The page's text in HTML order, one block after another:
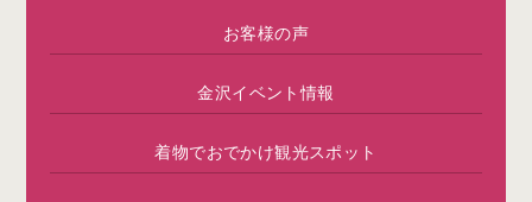
お客様の声
金沢イベント情報
着物でおでかけ観光スポット